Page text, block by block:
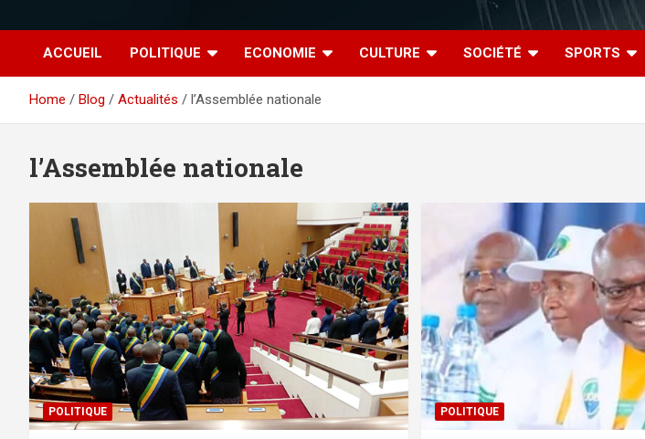
ACCUEIL POLITIQUE ECONOMIE CULTURE SOCIÉTÉ SPORTS
Home Blog Actualités l’Assemblée nationale
l’Assemblée nationale
POLITIQUE POLITIQUE